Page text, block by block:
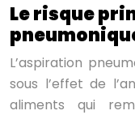
Le risque
L’aspiration
sous l’effet de
aliments qui